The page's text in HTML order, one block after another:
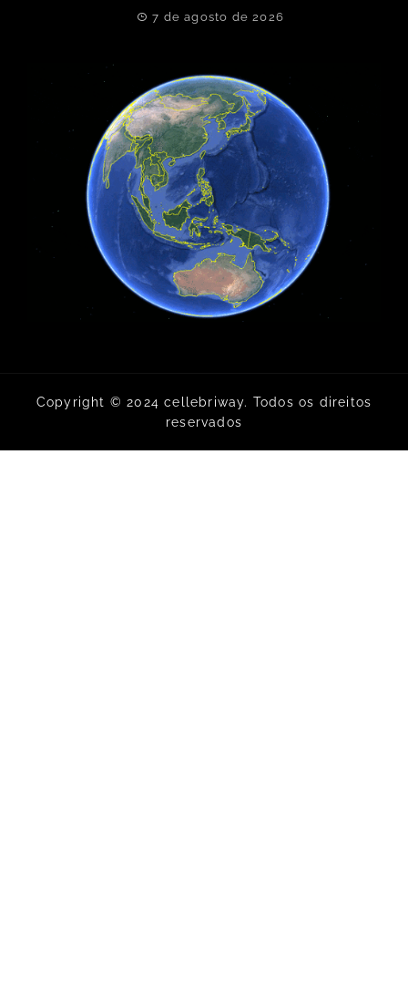
7 de agosto de 2026
Copyright © 2024 cellebriway. Todos os direitos
reservados